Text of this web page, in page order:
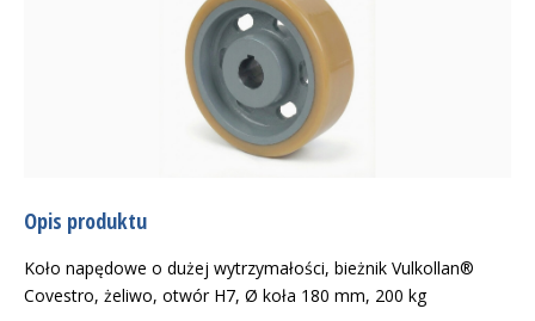
Opis produktu
Koło napędowe o dużej wytrzymałości, bieżnik Vulkollan®
Covestro, żeliwo, otwór H7, Ø koła 180 mm, 200 kg